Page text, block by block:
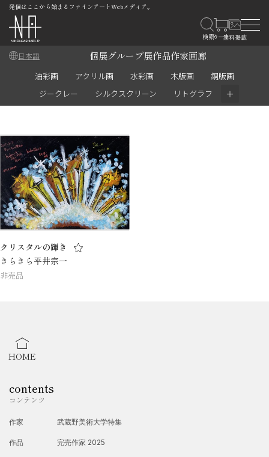
発信はここから始まるファインアートWebメディア。
日本語 個展グループ展作品作家画廊
油彩画 アクリル画 水彩画 木版画
銅版画
ジークレー
シルクスクリーン リトグラフ ＋
クリスタルの輝き
きらきら平井宗一
非売品
HOME
contents
コンテンツ
作家
作品
武蔵野美術大学特集
完売作家 2025